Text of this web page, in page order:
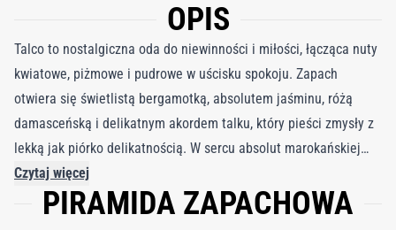
OPIS
Talco to nostalgiczna oda do niewinności i miłości, łącząca nuty
kwiatowe, piżmowe i pudrowe w uścisku spokoju. Zapach
otwiera się świetlistą bergamotką, absolutem jaśminu, różą
damasceńską i delikatnym akordem talku, który pieści zmysły z
lekką jak piórko delikatnością. W sercu absolut marokańskiej
róży, ylang-ylang, irys i drzewo różane rozwijają się z wdziękiem,
tworząc bukiet ciepła i spokojnego piękna, które sprawia
Czytaj więcej
PIRAMIDA ZAPACHOWA